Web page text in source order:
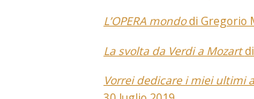
L’OPERA mondodi Gregorio
La svolta da Verdi a Mozart
Vorrei dedicare i miei ultimi